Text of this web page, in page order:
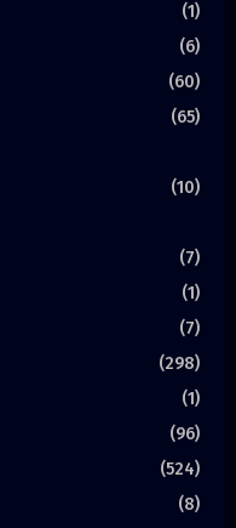
(1)
(6)
(60)
(65)
(10)
(7)
(1)
(7)
(298)
(1)
(96)
(524)
(8)